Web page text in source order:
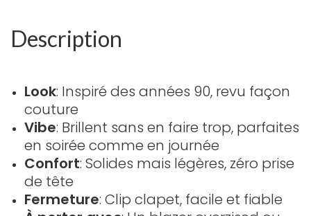
Description
Look: Inspiré des années 90, revu façon
couture
Vibe: Brillent sans en faire trop, parfaites
en soirée comme en journée
Confort: Solides mais légères, zéro prise
de tête
Fermeture: Clip clapet, facile et fiable